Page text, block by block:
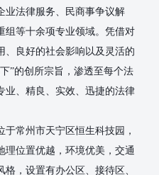
业法律服务、民商事争议解
组等十余项专业领域。凭借对
、良好的社会影响以及灵活的
”的创所宗旨，渗透至每个法
业、精良、实效、迅捷的法律
常州市天宁区恒生科技园，
理位置优越，环境优美，交通
，设置有办公区、接待区、